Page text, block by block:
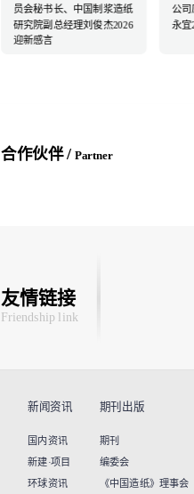
员会秘书长、中国制浆造纸
研究院副总经理刘俊杰2026
迎新感言
公司
永宜
合作伙伴 /Partner
友情链接
Friendship link
新闻资讯
国内资讯
新建·项目
环球资讯
期刊出版
期刊
编委会
《中国造纸》理事会